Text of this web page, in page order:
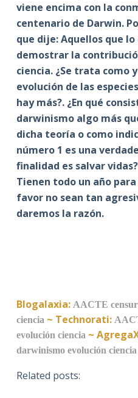
viene encima con la
centenario de Darwin.
que dije: Aquellos que
demostrar la
ciencia. ¿Se trata como
evolución de las
hay más?. ¿En qué
darwinismo algo más
dicha teoría o como
número 1 es una
finalidad es salvar
Tienen todo un año
favor no sean tan
daremos la razón.
Blogalaxia: AACTE
ciencia~ Technorati:
evolución ciencia~
darwinismo evolución ciencia
Related posts: